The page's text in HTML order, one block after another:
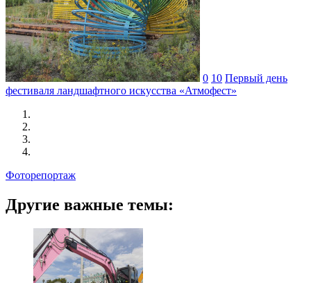
0 10 Первый день
фестиваля ландшафтного искусства «Атмофест»
Фоторепортаж
Другие важные темы: